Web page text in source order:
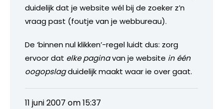
duidelijk dat je website wél bij de zoeker z’n
vraag past (foutje van je webbureau).
De ‘binnen nul klikken’-regel luidt dus: zorg
ervoor dat elke paginavan je website in één
oogopslagduidelijk maakt waar ie over gaat.
11 juni 2007 om 15:37